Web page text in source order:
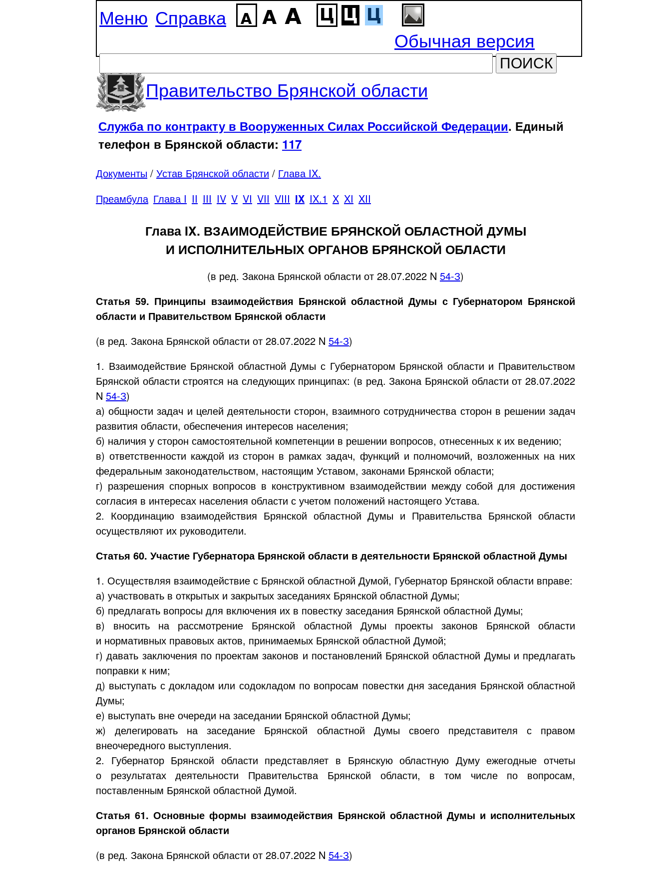
Меню Справка
Обычная версия
ПОИСК
Правительство Брянской области
Служба по контракту в Вооруженных Силах Российской Федерации. Единый
телефон в Брянской области: 117
Документы / Устав Брянской области / Глава IX.
Преамбула Глава I II III IV V VI VII VIII IX IX.1 X XI XII
Глава IX. ВЗАИМОДЕЙСТВИЕ БРЯНСКОЙ ОБЛАСТНОЙ ДУМЫ
И ИСПОЛНИТЕЛЬНЫХ ОРГАНОВ БРЯНСКОЙ ОБЛАСТИ
(в ред. Закона Брянской области от 28.07.2022 N 54-З)
Статья 59. Принципы взаимодействия Брянской областной Думы с Губернатором Брянской
области и Правительством Брянской области
(в ред. Закона Брянской области от 28.07.2022 N 54-З)
1. Взаимодействие Брянской областной Думы с Губернатором Брянской области и Правительством
Брянской области строятся на следующих принципах: (в ред. Закона Брянской области от 28.07.2022
N 54-З)
а) общности задач и целей деятельности сторон, взаимного сотрудничества сторон в решении задач
развития области, обеспечения интересов населения;
б) наличия у сторон самостоятельной компетенции в решении вопросов, отнесенных к их ведению;
в) ответственности каждой из сторон в рамках задач, функций и полномочий, возложенных на них
федеральным законодательством, настоящим Уставом, законами Брянской области;
г) разрешения спорных вопросов в конструктивном взаимодействии между собой для достижения
согласия в интересах населения области с учетом положений настоящего Устава.
2. Координацию взаимодействия Брянской областной Думы и Правительства Брянской области
осуществляют их руководители.
Статья 60. Участие Губернатора Брянской области в деятельности Брянской областной Думы
1. Осуществляя взаимодействие с Брянской областной Думой, Губернатор Брянской области вправе:
а) участвовать в открытых и закрытых заседаниях Брянской областной Думы;
б) предлагать вопросы для включения их в повестку заседания Брянской областной Думы;
в) вносить на рассмотрение Брянской областной Думы проекты законов Брянской области
и нормативных правовых актов, принимаемых Брянской областной Думой;
г) давать заключения по проектам законов и постановлений Брянской областной Думы и предлагать
поправки к ним;
д) выступать с докладом или содокладом по вопросам повестки дня заседания Брянской областной
Думы;
е) выступать вне очереди на заседании Брянской областной Думы;
ж) делегировать на заседание Брянской областной Думы своего представителя с правом
внеочередного выступления.
2. Губернатор Брянской области представляет в Брянскую областную Думу ежегодные отчеты
о результатах деятельности Правительства Брянской области, в том числе по вопросам,
поставленным Брянской областной Думой.
Статья 61.Основные формы взаимодействия Брянской областной Думы и исполнительных
органов Брянской области
(в ред. Закона Брянской области от 28.07.2022 N 54-З)